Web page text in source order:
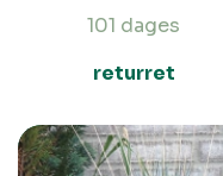
101 dages
returret